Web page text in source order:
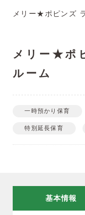
メリー★ポピンズ
メリー★ポ
ルーム
一時預かり保育
特別延長保育
基本情報